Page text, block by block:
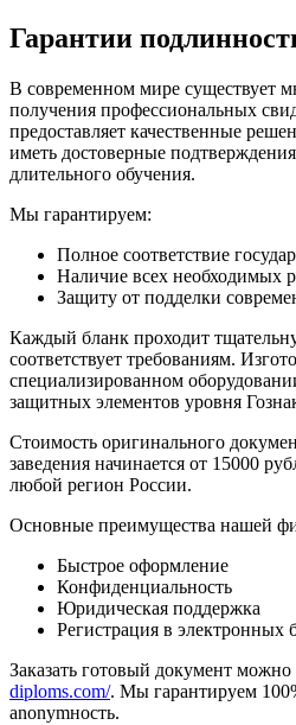
Гарантии
В современном мире существует
получения профессиональных
предоставляет качественные
иметь достоверные
длительного обучения.
Мы гарантируем:
Полное соответствие
Наличие всех необходимых
Защиту от подделки
Каждый бланк проходит
соответствует требованиям.
специализированном
защитных элементов уровня
Стоимость оригинального
заведения начинается от 15000
любой регион России.
Основные преимущества нашей
Быстрое оформление
Конфиденциальность
Юридическая поддержка
Регистрация в электронных
Заказать готовый документ можно
diploms.com/. Мы гарантируем
anonymность.